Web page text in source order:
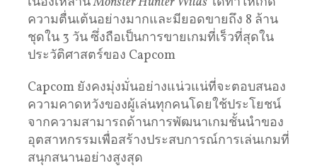
ความตื่นเต้นอย่างมากและมียอดขายถึง 8 ล้าน
ชุดใน 3 วัน ซึ่งถือเป็นการขายเกมที่เร็วที่สุดใน
ประวัติศาสตร์ของ Capcom
Capcom ยังคงมุ่งมั่นอย่างแน่วแน่ที่จะตอบสนอง
ความคาดหวังของผู้เล่นทุกคนโดยใช้ประโยชน์
จากความสามารถด้านการพัฒนาเกมชั้นนำของ
อุตสาหกรรมเพื่อสร้างประสบการณ์การเล่นเกมที่
สนุกสนานอย่างสูงสุด